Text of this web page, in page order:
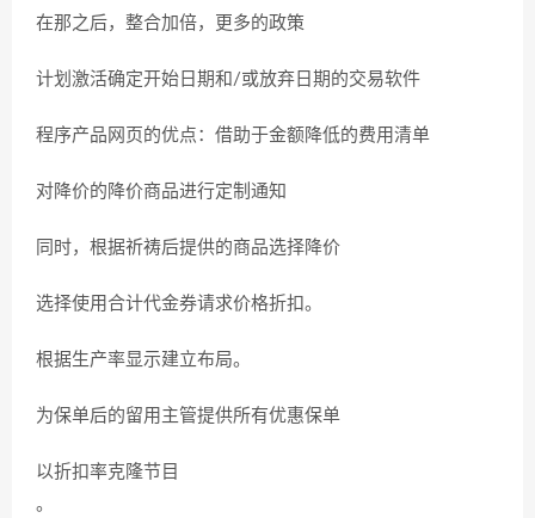
在那之后，整合加倍，更多的政策
计划激活确定开始日期和/或放弃日期的交易软件
程序产品网页的优点：借助于金额降低的费用清单
对降价的降价商品进行定制通知
同时，根据祈祷后提供的商品选择降价
选择使用合计代金券请求价格折扣。
根据生产率显示建立布局。
为保单后的留用主管提供所有优惠保单
以折扣率克隆节目
。